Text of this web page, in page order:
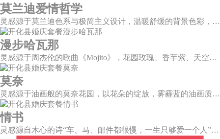
莫兰迪爱情哲学
灵感源于莫兰迪色系与极简主义设计，温暖舒缓的背景色彩，搭配色彩妍丽的花艺，与现代简约的曲面背景，构筑一个温柔宁静、格调高雅的空间。
漫步哈瓦那
灵感源于周杰伦的歌曲《Mojito》，花园玫瑰、香芋紫、天空蓝等色彩碰撞出的热带风情，在多层次空间下大方异域光彩。因为遇见了爱情，整个世界都变得五彩斑斓。
莫奈
灵感源于油画般的莫奈花园，以花朵的绽放，雾霾蓝的油画质感打造，簇拥着花房的精美花艺点缀。在这幽静美好的方寸之地，浪漫正在生长和蔓延，直至永恒。
情书
灵感源自木心的诗“车、马、邮件都很慢，一生只够爱一个人”。那是一个情书里的年代，见字如面，纸短情长，想为你再写一纸情书，一字一句掂量，把文字写成我思念的模样。